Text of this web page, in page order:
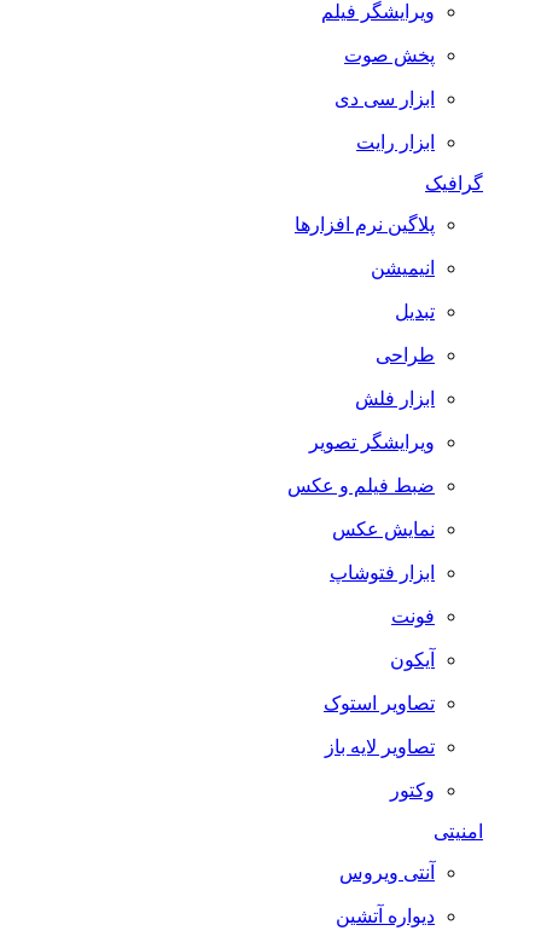
ویرایشگر فیلم
پخش صوت
ابزار سی دی
ابزار رایت
گرافیک
پلاگین نرم افزارها
انیمیشن
تبدیل
طراحی
ابزار فلش
ویرایشگر تصویر
ضبط فيلم و عكس
نمایش عکس
ابزار فتوشاپ
فونت
آیکون
تصاویر استوک
تصاویر لایه باز
وکتور
امنیتی
آنتی ویروس
دیواره آتشین